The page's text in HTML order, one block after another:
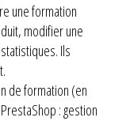
une formation
modifier une
Ils
de formation (en
: gestion